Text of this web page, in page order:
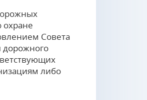
охране
Совета
дорожного
либо